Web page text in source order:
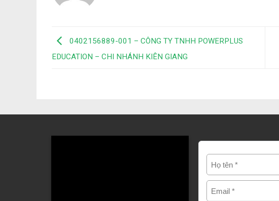
0402156889-001 – CÔNG TY TNHH POWERPLUS
EDUCATION – CHI NHÁNH KIÊN GIANG